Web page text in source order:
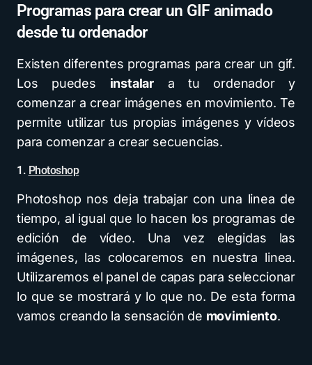
Programas para crear un GIF animado
desde tu ordenador
Existen diferentes programas para crear un gif.
Los puedes instalar a tu ordenador y
comenzar a crear imágenes en movimiento. Te
permite utilizar tus propias imágenes y vídeos
para comenzar a crear secuencias.
1. Photoshop
Photoshop nos deja trabajar con una linea de
tiempo, al igual que lo hacen los programas de
edición de vídeo. Una vez elegidas las
imágenes, las colocaremos en nuestra linea.
Utilizaremos el panel de capas para seleccionar
lo que se mostrará y lo que no. De esta forma
vamos creando la sensación de movimiento.